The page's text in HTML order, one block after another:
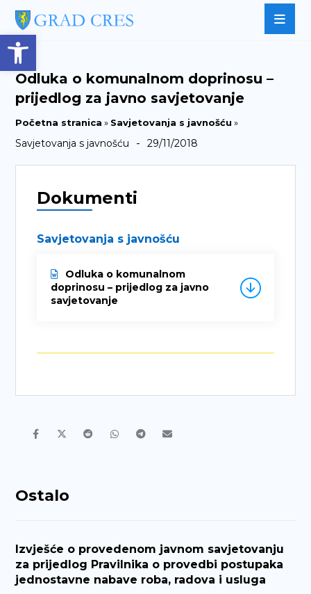
Open toolbar
Odluka o komunalnom doprinosu –
prijedlog za javno savjetovanje
Početna stranica » Savjetovanja s javnošću »
Savjetovanja s javnošću - 29/11/2018
Dokumenti
Savjetovanja s javnošću
Odluka o komunalnom
doprinosu – prijedlog za javno
savjetovanje
Ostalo
Izvješće o provedenom javnom savjetovanju
za prijedlog Pravilnika o provedbi postupaka
jednostavne nabave roba, radova i usluga